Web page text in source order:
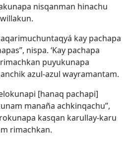
nisqanman hinachu
kay pachapa
nispa. ‘Kay pachapa
puyukunapa
azul-azul wayramantam.
[hanaq pachapi]
manaña achkinqachu”,
kasqan karullay-karu
rimachkan.